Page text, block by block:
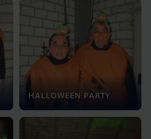
HALLOWEEN PARTY